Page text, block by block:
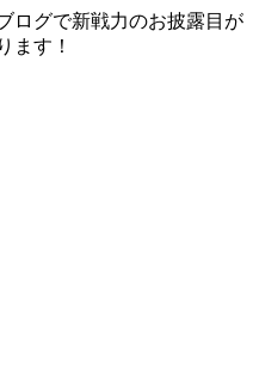
ログで新戦力のお披露目が
ます！